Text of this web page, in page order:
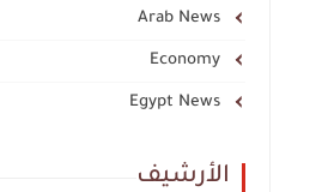
Arab News
Economy
Egypt News
الأرشيف